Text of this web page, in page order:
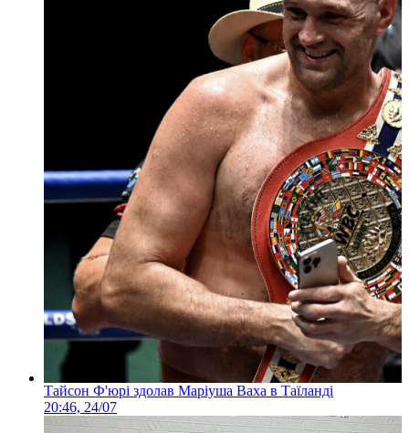
Тайсон Ф'юрі здолав Маріуша Ваха в Таїланді
20:46, 24/07